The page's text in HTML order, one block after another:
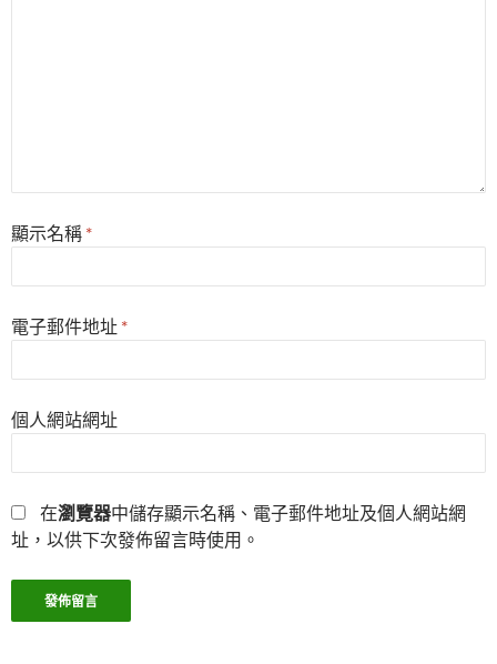
顯示名稱 *
電子郵件地址 *
個人網站網址
在瀏覽器中儲存顯示名稱、電子郵件地址及個人網站網
址，以供下次發佈留言時使用。